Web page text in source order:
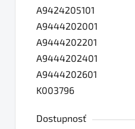
A9424205101
A9444202001
A9444202201
A9444202401
A9444202601
K003796
Dostupnosť